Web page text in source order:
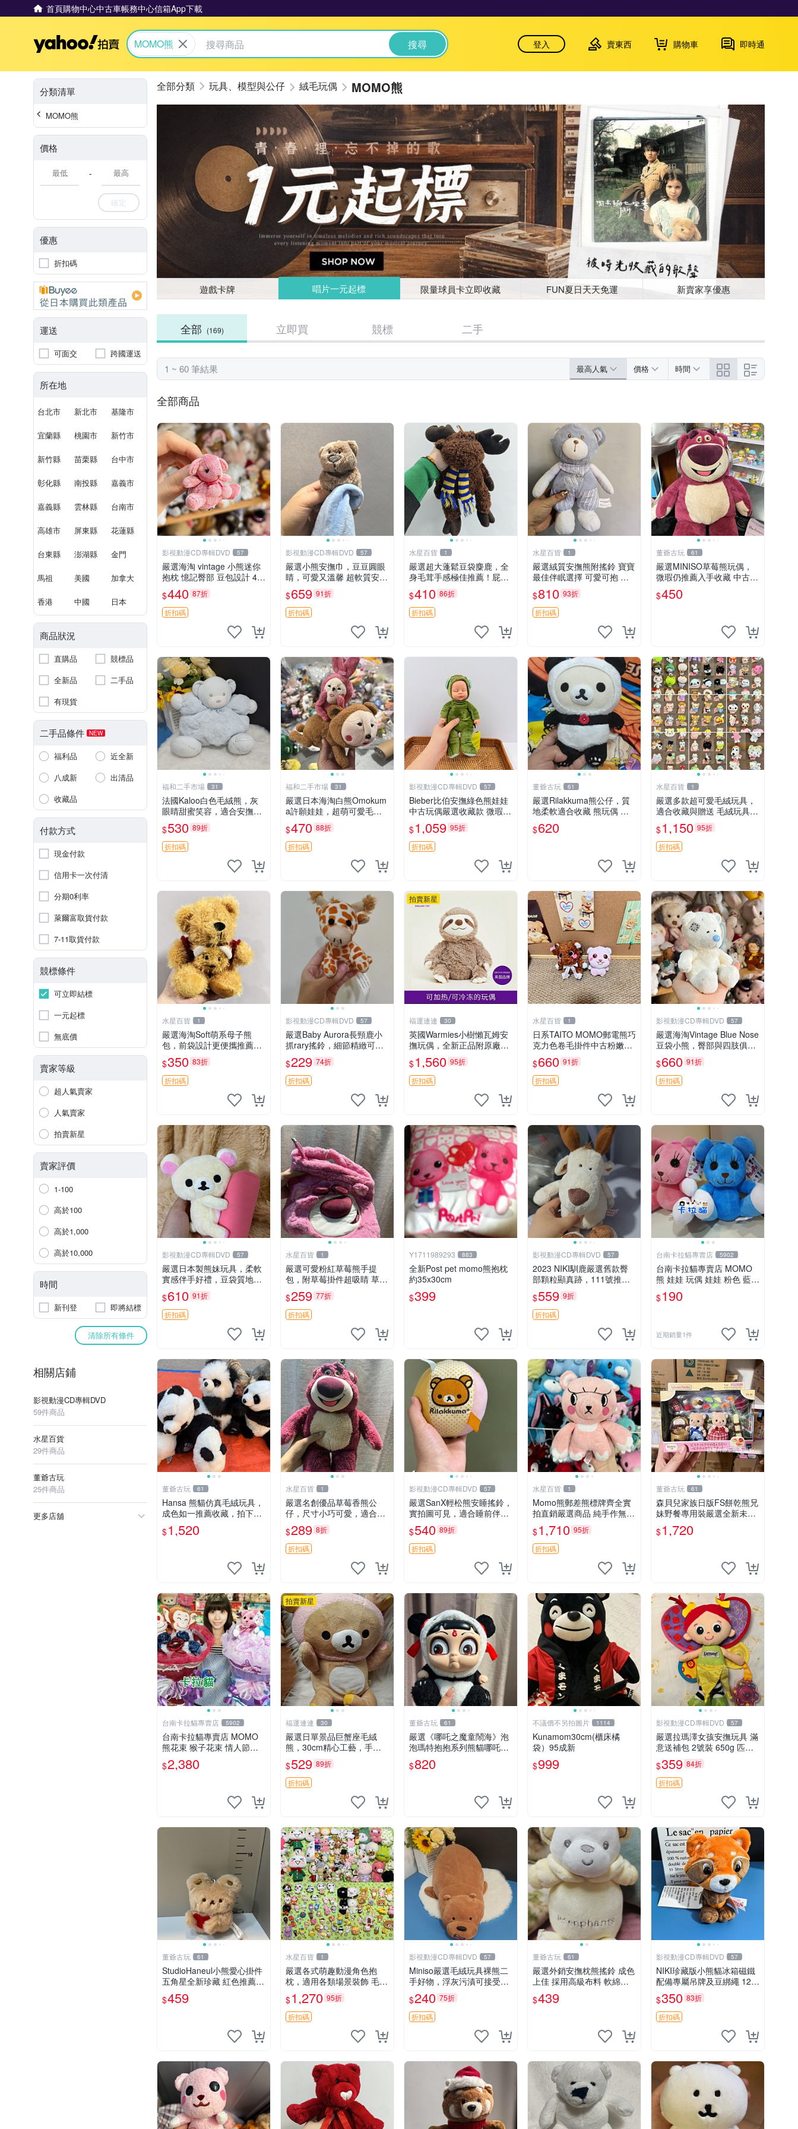
首頁購物中心中古車帳務中心信箱App下載
Yahoo拍賣
MOMO熊 搜尋 登入 賣東西 購物車 即時通
分類清單
MOMO熊
價格
-
確定
優惠
折扣碼
運送
可面交 跨國運送
所在地
台北市 新北市 基隆市
宜蘭縣 桃園市 新竹市
新竹縣 苗栗縣 台中市
彰化縣 南投縣 嘉義市
嘉義縣 雲林縣 台南市
高雄市 屏東縣 花蓮縣
台東縣 澎湖縣 金門
馬祖 美國 加拿大
香港 中國 日本
商品狀況
直購品
競標品
全新品
二手品
有現貨
二手品條件 NEW
福利品
近全新
八成新
出清品
收藏品
付款方式
現金付款
信用卡一次付清
分期0利率
萊爾富取貨付款
7-11取貨付款
競標條件
可立即結標
一元起標
無底價
賣家等級
超人氣賣家
人氣賣家
拍賣新星
賣家評價
1-100
高於100
高於1,000
高於10,000
時間
新刊登 即將結標
清除所有條件
相關店鋪
影視動漫CD專輯DVD
59件商品
水星百貨
29件商品
董爺古玩
25件商品
更多店舖
玩具、模型與公仔 絨毛玩偶 MOMO熊
遊戲卡牌 唱片一元起標 限量球員卡立即收藏 FUN夏日天天免運 新賣家享優惠
全部 (169) 立即買 競標 二手
1 ~ 60 筆結果 最高人氣 價格 時間
全部商品
影視動漫CD專輯DVD 57
嚴選海淘 vintage 小熊迷你
抱枕 憶記臀部 豆包設計 4c
m 高 推薦收藏 迷你豆包小
熊、高臀部、豆袋抱枕
$440 87折
折扣碼
影視動漫CD專輯DVD 57
嚴選小熊安撫巾，豆豆圓眼
睛，可愛又溫馨 超軟質安撫
巾，豆豆設計，哄睡好幫手
約克豆豆眼安撫巾 數碼豆豆
眼
$659 91折
折扣碼
水星百貨 1
嚴選超大蓬鬆豆袋麋鹿，全
身毛茸手感極佳推薦！屁股
與四肢填充均勻，適合收藏
與孩童共賞。 麋鹿 豆袋 毛
茸玩具
$410 86折
折扣碼
水星百貨 1
嚴選絨質安撫熊附搖鈴 寶寶
最佳伴眠選擇 可愛可抱 絨
毛玩具 安撫熊 嬰兒用
$810 93折
折扣碼
董爺古玩 61
嚴選MINISO草莓熊玩偶，
微瑕仍推薦入手收藏 中古 M
INISO 草莓熊 玩具 收藏
$450
福和二手市場 31
法國Kaloo白色毛絨熊，灰
眼睛甜蜜笑容，適合安撫逗
趣可愛，柔軟面料手感佳。
14 白色安撫熊 毛絨玩具 寶
寶逗樂具
$530 89折
折扣碼
福和二手市場 31
嚴選日本海淘白熊Omokum
a許願娃娃，超萌可愛毛絨
公仔推薦收藏 白熊 Omoku
ma 毛絨玩具 偽裝娃娃 玩具
擺飾
$470 88折
折扣碼
影視動漫CD專輯DVD 57
Bieber比伯安撫綠色熊娃娃
中古玩偶嚴選收藏款 微瑕輕
度使用 Bieber綠熊娃娃 中
古玩偶 微瑕
$1,059 95折
折扣碼
董爺古玩 61
嚴選Rilakkuma熊公仔，質
地柔軟適合收藏 熊玩偶 柔
軟 公仔 收藏
$620
水星百貨 1
嚴選多款超可愛毛絨玩具，
適合收藏與贈送 毛絨玩具、
抱枕、公仔
$1,150 95折
折扣碼
水星百貨 1
嚴選海淘Soft萌系母子熊
包，前袋設計更便攜推薦收
藏 母子熊 軟綿綿 包包
$350 83折
折扣碼
影視動漫CD專輯DVD 57
嚴選Baby Aurora長頸鹿小
抓rary搖鈴，細節精緻可聆
聽清脆鈴音 軟萌可愛 定制
紀念 金屬搖鈴 新手媽咪推
薦 長頸鹿 抓rary 搖鈴
$229 74折
折扣碼
拍賣新星
福運連連 30
英國Warmies小樹懶瓦姆安
撫玩偶，全新正品附原廠吊
牌與防塵袋，內藏薰衣草可
加熱，適合各個年齡層，冷
暖兩用享受抱抱樂趣，不容
錯過嚴選好物 溫暖 冷感
$1,560 95折
折扣碼
水星百貨 1
日系TAITO MOMO郵電熊巧
克力色卷毛掛件中古粉嫩玩
偶微瑕推薦 postpet momo
郵電熊 中古玩偶
$660 91折
折扣碼
影視動漫CD專輯DVD 57
嚴選海淘Vintage Blue Nose
豆袋小熊，臀部與四肢俱
全，坐高11公分，附原盒與
吊牌收藏。藍鼻子小熊，值
得擁有 玩具 憶熊
$660 91折
折扣碼
影視動漫CD專輯DVD 57
嚴選日本製熊妹玩具，柔軟
實感伴手好禮，豆袋質地手
感佳，抱枕小熊 recom 推薦
白色豆袋 玩具
$610 91折
折扣碼
水星百貨 1
嚴選可愛粉紅草莓熊手提
包，附草莓掛件超吸睛 草莓
熊手提包 草莓掛件 可愛port
unese
$259 77折
折扣碼
Y1711989293 883
全新Post pet momo熊抱枕
約35x30cm
$399
影視動漫CD專輯DVD 57
2023 NIKI馴鹿嚴選舊款臀
部顆粒顯真跡，111號推薦
珍藏品 馴鹿 舊款 尾巴顆粒
$559 9折
折扣碼
台南卡拉貓專賣店 5902
台南卡拉貓專賣店 MOMO
熊 娃娃 玩偶 娃娃 粉色 藍色
2色分售
$190
近期銷量1件
董爺古玩 61
Hansa 熊貓仿真毛絨玩具，
成色如一推薦收藏，拍下無
疑心 熊貓 毛絨玩具 收藏
$1,520
水星百貨 1
嚴選名創優品草莓香熊公
仔，尺寸小巧可愛，適合收
藏賞玩 30cm 玩具 公仔 草
莓熊
$289 8折
折扣碼
影視動漫CD專輯DVD 57
嚴選SanX輕松熊安睡搖鈴，
實拍圖可見，適合睡前伴
侶， Picks安撫好物 0325
懸吊 電腦
$540 89折
折扣碼
水星百貨 1
Momo熊郵差熊標牌齊全實
拍直銷嚴選商品 純手作無修
圖可收藏 郵差熊 Momo熊
標牌 商品
$1,710 95折
折扣碼
董爺古玩 61
森貝兒家族日版FS餅乾熊兄
妹野餐專用裝嚴選全新未開
封，包含兩組大童款紙盒
裝，適合收藏與分享。 餅乾
$1,720
台南卡拉貓專賣店 5902
台南卡拉貓專賣店 MOMO
熊花束 猴子花束 情人節禮
物 二選一 可繡字 可今天寄
明天到
$2,380
拍賣新星
福運連連 30
嚴選日單景品巨蟹座毛絨
熊，30cm精心工藝，手感
軟糯推薦收藏送人 巨蟹座
毛絨玩具 精緻做工
$529 89折
折扣碼
董爺古玩 61
嚴選《哪吒之魔童鬧海》泡
泡瑪特抱抱系列熊貓哪吒搪
膠臉毛絨， STATE：如圖顯
示 哪吒 毛絨公仔 泡泡瑪特
$820
不議價不另拍圖片 1114
Kunamom30cm(櫃床橘
袋）95成新
$999
影視動漫CD專輯DVD 57
嚴選拉瑪澤女孩安撫玩具 滿
意送補包 2號裝 650g 匹配
嬰幼童舒壓好伴侶 女孩專用
安心選擇 安撫玩偶 衝包 玩
具
$359 84折
折扣碼
董爺古玩 61
StudioHaneul小熊愛心掛件
五角星全新珍藏 紅色推薦收
藏 玩具掛飾 掛件 新品
$459
水星百貨 1
嚴選各式萌趣動漫角色抱
枕，適用各類場景裝飾 毛絨
玩具、卡通抱枕、趣味玩偶
$1,270 95折
折扣碼
影視動漫CD專輯DVD 57
Miniso嚴選毛絨玩具裸熊二
手好物，浮灰污漬可接受。
請詳閱照片再下單，售出不
退不換。全新品相收藏推
薦。 裸熊 毛絨玩具 收藏
$240 75折
折扣碼
董爺古玩 61
嚴選外銷安撫枕熊搖鈴 成色
上佳 採用高級布料 軟綿適
合收藏 安心選購 安撫枕 熊
玩具 搖鈴
$439
影視動漫CD專輯DVD 57
NIKI珍藏版小熊貓冰箱磁鐵
配備專屬吊牌及豆綁繩 12c
m 廢品嚴選 好評推薦 小熊
貓冰箱貼 磁鐵掛件 冰箱飾
品
$350 83折
折扣碼